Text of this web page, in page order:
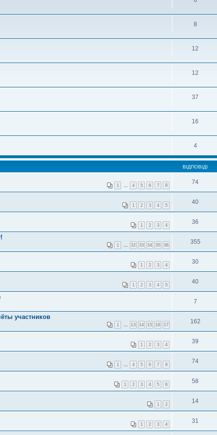
8
12
12
37
16
4
ВІДПОВІДІ
1 4 5 6 7 8 74
1 2 3 4 5 40
1 2 3 4 36
1 32 33 34 35 36 355
1 2 3 4 30
1 2 3 4 5 40
7
участников
1 13 14 15 16 17 162
1 2 3 4 39
1 4 5 6 7 8 74
1 2 3 4 5 6 58
1 2 14
1 2 3 4 31